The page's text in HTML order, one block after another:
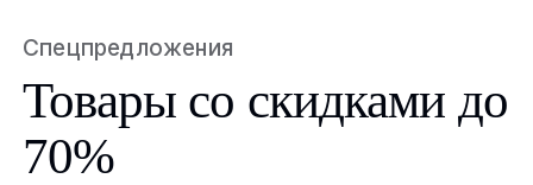
Спецпредложения
Товары со скидками до
70%